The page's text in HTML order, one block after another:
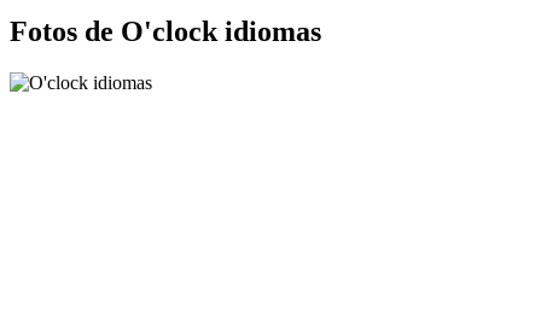
Fotos de O'clock idiomas